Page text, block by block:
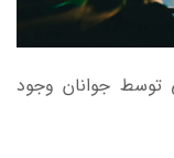
توسط جوانان وجود